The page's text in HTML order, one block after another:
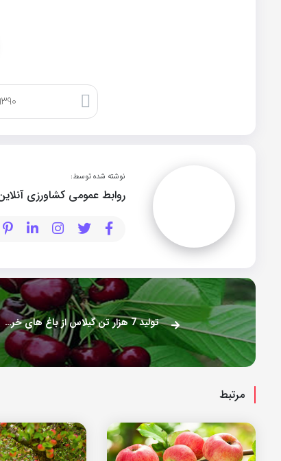
نوشته شده توسط:
روابط عمومی کشاورزی
تولید 7 هزار تن گیلاس از باغ های خراسان شمالی
مرتبط